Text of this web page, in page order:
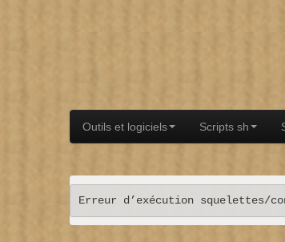
Outils et logiciels Scripts sh
Erreur d’exécution squelettes/